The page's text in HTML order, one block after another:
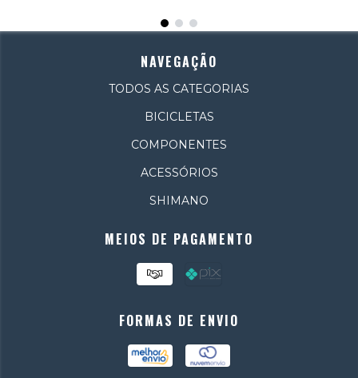
NAVEGAÇÃO
TODOS AS CATEGORIAS
BICICLETAS
COMPONENTES
ACESSÓRIOS
SHIMANO
MEIOS DE PAGAMENTO
FORMAS DE ENVIO